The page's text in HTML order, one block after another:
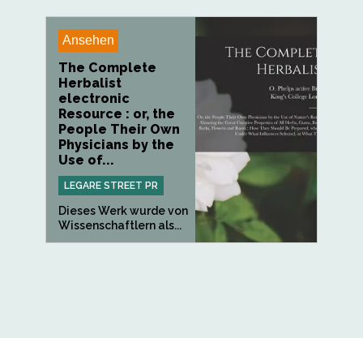
Ansehen
The Complete
Herbalist
electronic
Resource : or, the
People Their Own
Physicians by the
Use of...
LEGARE STREET PR
Dieses Werk wurde von
Wissenschaftlern als...